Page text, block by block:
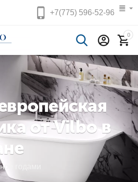
+7(775)596-52-96
0
от Vilbo в
годами